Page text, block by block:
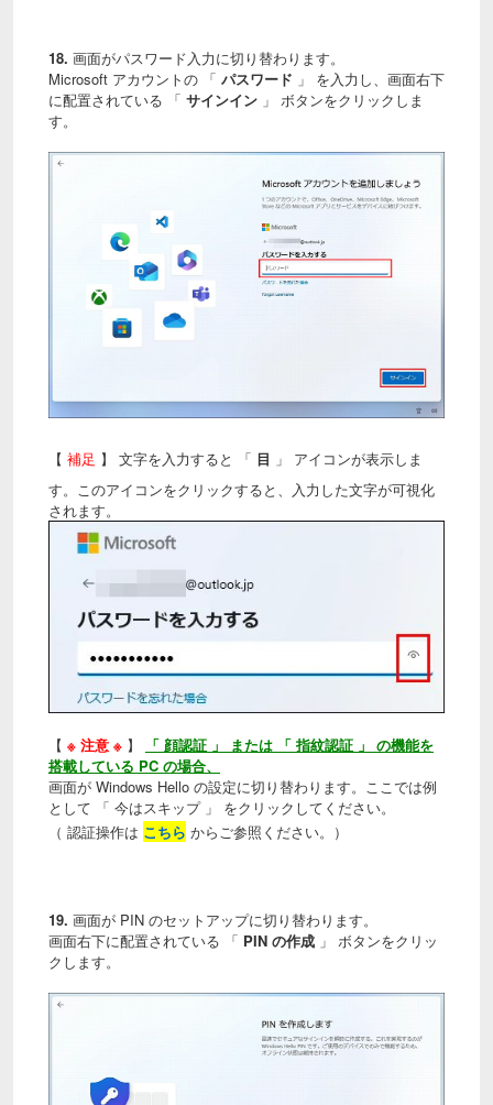
18. 画面がパスワード入力に切り替わります。
Microsoft アカウントの 「 パスワード 」 を入力し、画面右下
に配置されている 「 サインイン 」 ボタンをクリックしま
す。
【 補足 】 文字を入力すると 「 目 」 アイコンが表示しま
す。このアイコンをクリックすると、入力した文字が可視化
されます。
【 ※ 注意 ※ 】
「 顔認証 」 または 「 指紋認証 」 の機能を
搭載している PC の場合、
画面が Windows Hello の設定に切り替わります。ここでは例
として 「 今はスキップ 」 をクリックしてください。
（ 認証操作は こちら からご参照ください。）
19. 画面が PIN のセットアップに切り替わります。
画面右下に配置されている 「 PIN の作成 」 ボタンをクリッ
クします。